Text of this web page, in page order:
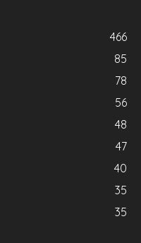
466
85
78
56
48
47
40
35
35